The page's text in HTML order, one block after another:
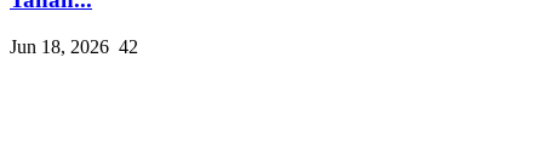
Jun 18, 2026 42